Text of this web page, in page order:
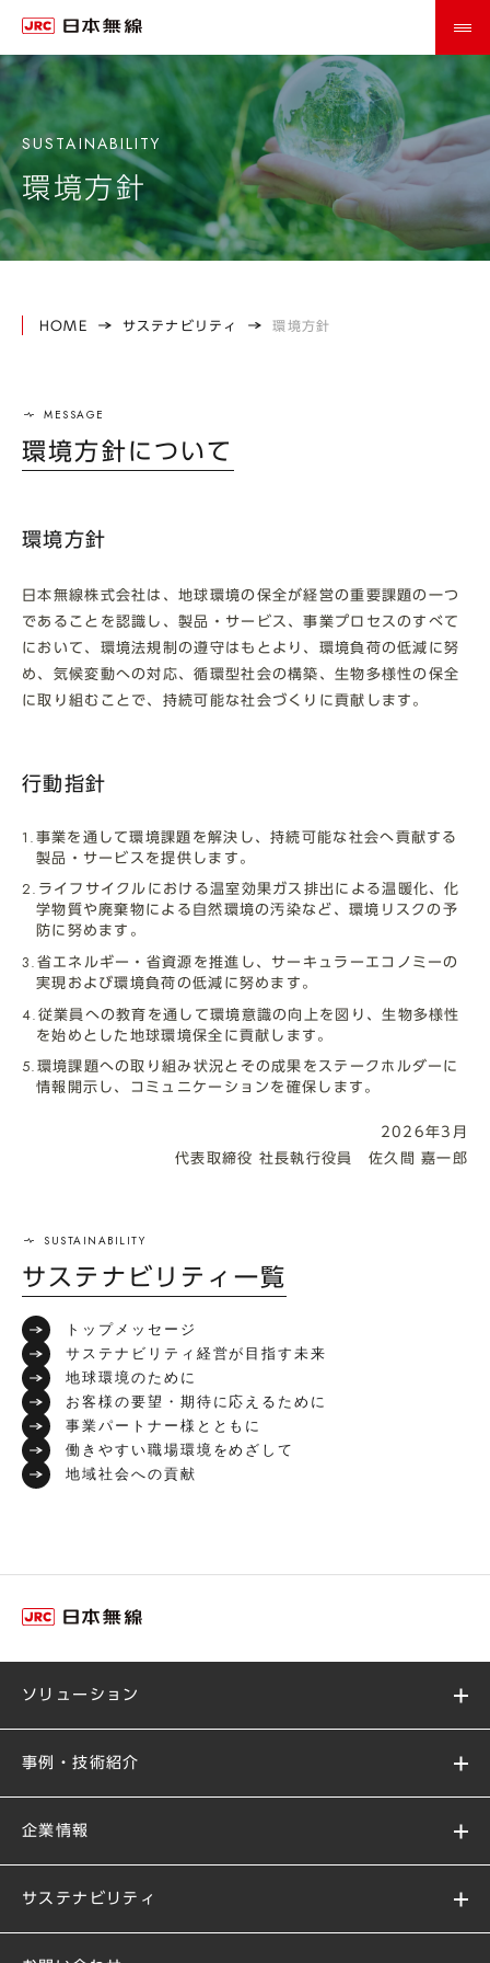
環境方針
HOME サステナビリティ 環境方針
環境方針について
環境方針
日本無線株式会社は、地球環境の保全が経営の重要課題の一つ
であることを認識し、製品・サービス、事業プロセスのすべて
において、環境法規制の遵守はもとより、環境負荷の低減に努
め、気候変動への対応、循環型社会の構築、生物多様性の保全
に取り組むことで、持続可能な社会づくりに貢献します。
行動指針
事業を通して環境課題を解決し、持続可能な社会へ貢献する
製品・サービスを提供します。
ライフサイクルにおける温室効果ガス排出による温暖化、化
学物質や廃棄物による自然環境の汚染など、環境リスクの予
防に努めます。
省エネルギー・省資源を推進し、サーキュラーエコノミーの
実現および環境負荷の低減に努めます。
従業員への教育を通して環境意識の向上を図り、生物多様性
を始めとした地球環境保全に貢献します。
環境課題への取り組み状況とその成果をステークホルダーに
情報開示し、コミュニケーションを確保します。
2026年3月
代表取締役 社長執行役員 佐久間 嘉一郎
サステナビリティ一覧
トップメッセージ
サステナビリティ経営が目指す未来
地球環境のために
お客様の要望・期待に応えるために
事業パートナー様とともに
働きやすい職場環境をめざして
地域社会への貢献
ソリューション
事例・技術紹介
企業情報
サステナビリティ